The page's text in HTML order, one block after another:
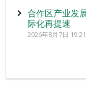
合作区产业发
际化再提速
2026年8月7日 19:21